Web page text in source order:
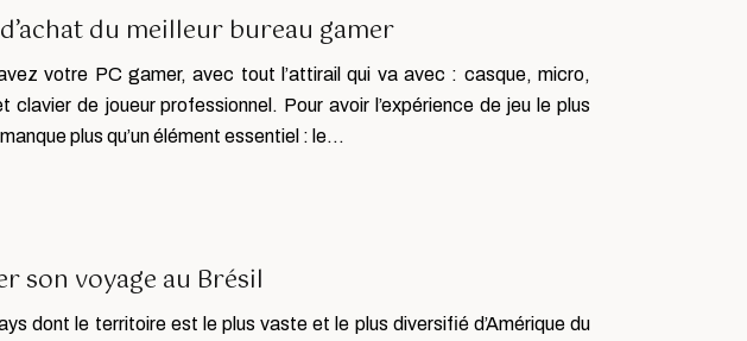
du meilleur bureau gamer
votre PC gamer, avec tout l’attirail qui va avec : casque, micro,
clavier de joueur professionnel. Pour avoir l’expérience de jeu le plus
plus qu’un élément essentiel : le…
son voyage au Brésil
dont le territoire est le plus vaste et le plus diversifié d’Amérique du